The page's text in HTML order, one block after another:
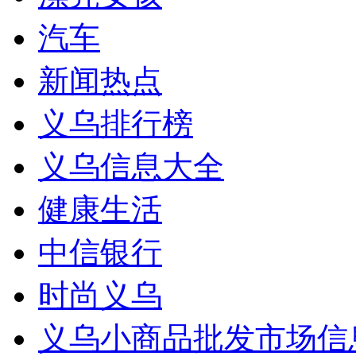
汽车
新闻热点
义乌排行榜
义乌信息大全
健康生活
中信银行
时尚义乌
义乌小商品批发市场